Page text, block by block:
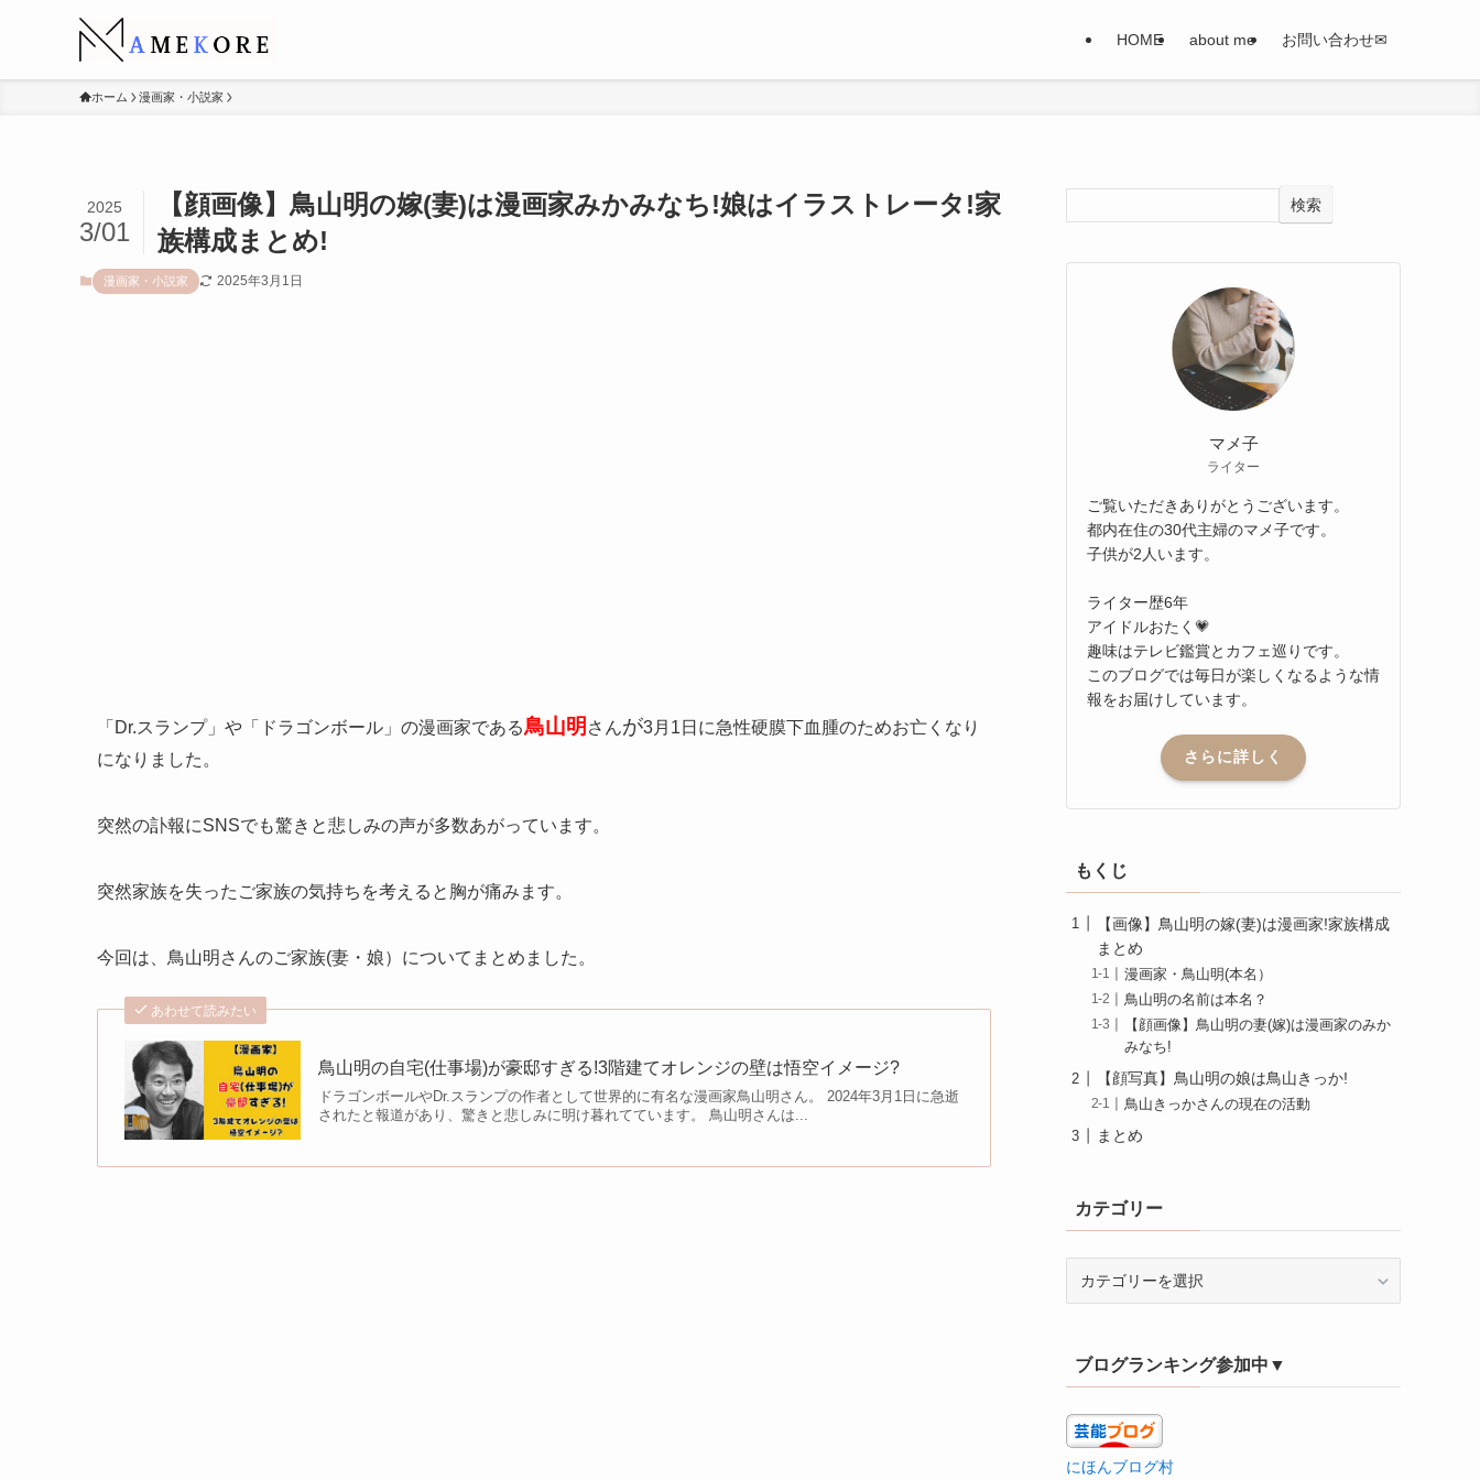
HOME about me お問い合わせ✉
ホーム 漫画家・小説家
【顔画像】鳥山明の嫁(妻)は漫画家みかみなち!娘はイラストレータ!家
族構成まとめ!
2025
3/01
漫画家・小説家 2025年3月1日
「Dr.スランプ」や「ドラゴンボール」の漫画家である鳥山明 さんが3月1日に急性硬膜下血腫のためお亡くなり
になりました。
突然の訃報にSNSでも驚きと悲しみの声が多数あがっています。
突然家族を失ったご家族の気持ちを考えると胸が痛みます。
今回は、鳥山明さんのご家族(妻・娘）についてまとめました。
あわせて読みたい
鳥山明の自宅(仕事場)が豪邸すぎる!3階建てオレンジの壁は悟空イメージ?
ドラゴンボールやDr.スランプの作者として世界的に有名な漫画家鳥山明さん。 2024年3月1日に急逝
されたと報道があり、驚きと悲しみに明け暮れてています。 鳥山明さんは...
検索
マメ子
ライター
ご覧いただきありがとうございます。
都内在住の30代主婦のマメ子です。
子供が2人います。
ライター歴6年
アイドルおたく💗
趣味はテレビ鑑賞とカフェ巡りです。
このブログでは毎日が楽しくなるような情
報をお届けしています。
さらに詳しく
もくじ
【画像】鳥山明の嫁(妻)は漫画家!家族構成
まとめ
漫画家・鳥山明(本名）
鳥山明の名前は本名？
【顔画像】鳥山明の妻(嫁)は漫画家のみか
みなち!
【顔写真】鳥山明の娘は鳥山きっか!
鳥山きっかさんの現在の活動
まとめ
カテゴリー
ーブログランキング参加中▼
にほんブログ村